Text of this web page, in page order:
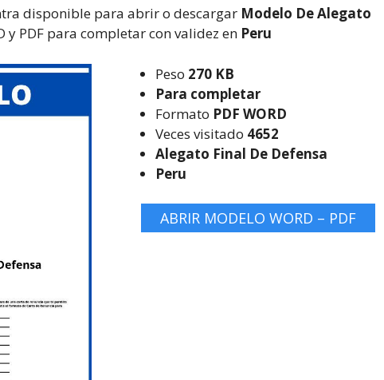
disponible para abrir o descargar Modelo De Alegato
y PDF para completar con validez en Peru
Peso 270 KB
Para completar
Formato PDF WORD
Veces visitado 4652
Alegato Final De Defensa
Peru
ABRIR MODELO WORD – PDF